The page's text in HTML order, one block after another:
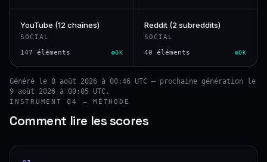
YouTube (12 chaînes)
SOCIAL
147 éléments OK
Reddit (2 subreddits)
SOCIAL
40 éléments OK
Généré le 8 août 2026 à 00:46 UTC — prochaine génération le
9 août 2026 à 00:05 UTC.
INSTRUMENT 04 — MÉTHODE
Comment lire les scores